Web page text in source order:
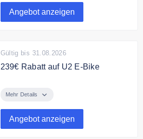
Angebot anzeigen
Gültig bis 31.08.2026
239€ Rabatt auf U2 E-Bike
ein U2 350W Commuter E-Bike
Mehr Details
Angebot anzeigen